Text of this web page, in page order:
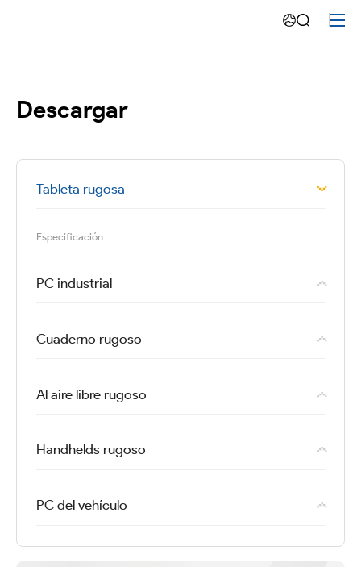
Emdoor
Descargar
Tableta rugosa
Especificación
PC industrial
Cuaderno rugoso
Al aire libre rugoso
Handhelds rugoso
PC del vehículo